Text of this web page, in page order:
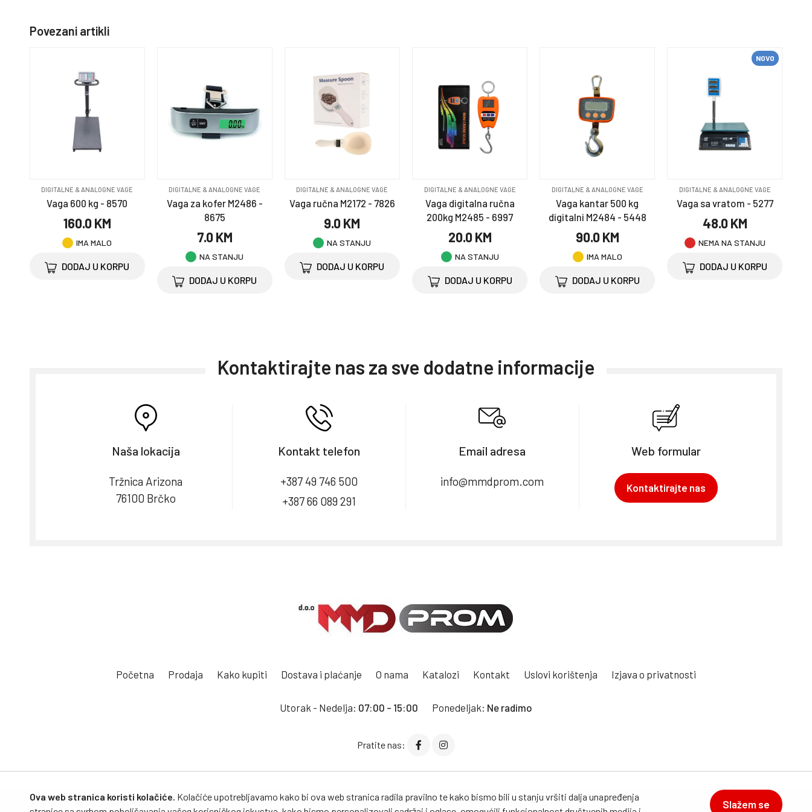
Povezani artikli
DIGITALNE & ANALOGNE VAGE
Vaga 600 kg - 8570
160.0 KM
IMA MALO
DODAJ U KORPU
DIGITALNE & ANALOGNE VAGE
Vaga za kofer M2486 -
8675
7.0 KM
NA STANJU
DODAJ U KORPU
DIGITALNE & ANALOGNE VAGE
Vaga ručna M2172 - 7826
9.0 KM
NA STANJU
DODAJ U KORPU
DIGITALNE & ANALOGNE VAGE
Vaga digitalna ručna
200kg M2485 - 6997
20.0 KM
NA STANJU
DODAJ U KORPU
DIGITALNE & ANALOGNE VAGE
Vaga kantar 500 kg
digitalni M2484 - 5448
90.0 KM
IMA MALO
DODAJ U KORPU
NOVO
DIGITALNE & ANALOGNE VAGE
Vaga sa vratom - 5277
48.0 KM
NEMA NA STANJU
DODAJ U KORPU
Kontaktirajte nas za sve dodatne informacije
Naša lokacija
Tržnica Arizona
76100 Brčko
Kontakt telefon
+387 49 746 500
+387 66 089 291
Email adresa
info@mmdprom.com
Web formular
Kontaktirajte nas
Početna Prodaja Kako kupiti Dostava i plaćanje O nama Katalozi Kontakt Uslovi korištenja Izjava o privatnosti
Utorak - Nedelja: 07:00 - 15:00 Ponedeljak: Ne radimo
Pratite nas:
Ova web stranica koristi kolačiće. Kolačiće upotrebljavamo kako bi ova web stranica radila pravilno te kako bismo bili u stanju vršiti dalja unapređenja
Slažem se